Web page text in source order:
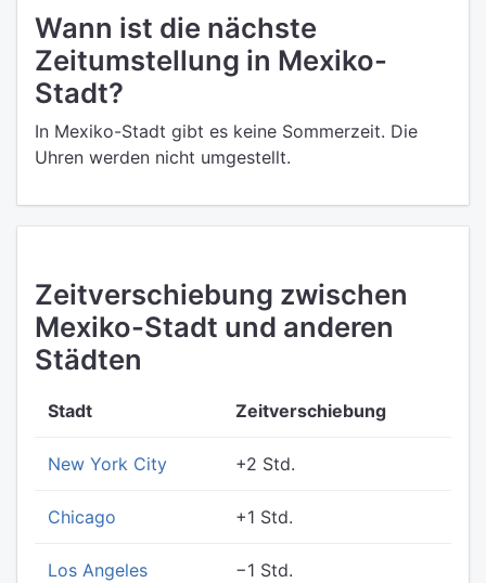
Wann ist die nächste
Zeitumstellung in Mexiko-
Stadt?
In Mexiko-Stadt gibt es keine Sommerzeit. Die
Uhren werden nicht umgestellt.
Zeitverschiebung zwischen
Mexiko-Stadt und anderen
Städten
Stadt Zeitverschiebung
New York City +2 Std.
Chicago +1 Std.
Los Angeles −1 Std.